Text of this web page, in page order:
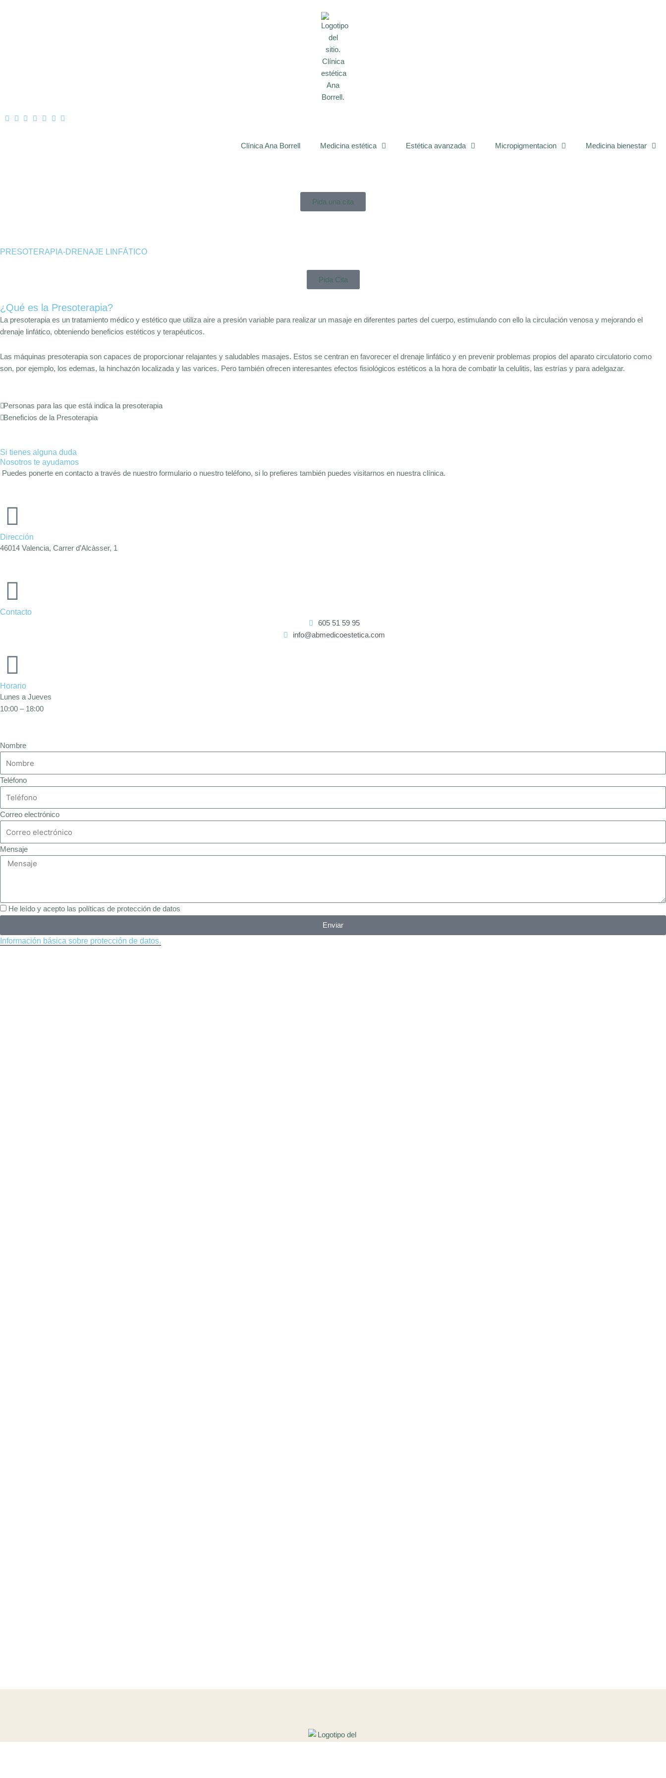
Clínica Ana Borrell Medicina estética Estética avanzada Micropigmentacion Medicina bienestar
Pida una cita
PRESOTERAPIA-DRENAJE LINFÁTICO
Pida Cita
¿Qué es la Presoterapia?
La presoterapia es un tratamiento médico y estético que utiliza aire a presión variable para realizar un masaje en diferentes partes del cuerpo, estimulando con ello la circulación venosa y mejorando el
drenaje linfático, obteniendo beneficios estéticos y terapéuticos.
Las máquinas presoterapia son capaces de proporcionar relajantes y saludables masajes. Estos se centran en favorecer el drenaje linfático y en prevenir problemas propios del aparato circulatorio como
son, por ejemplo, los edemas, la hinchazón localizada y las varices. Pero también ofrecen interesantes efectos fisiológicos estéticos a la hora de combatir la celulitis, las estrías y para adelgazar.
Personas para las que está indica la presoterapia
Beneficios de la Presoterapia
Si tienes alguna duda
Nosotros te ayudamos
Puedes ponerte en contacto a través de nuestro formulario o nuestro teléfono, si lo prefieres también puedes visitarnos en nuestra clínica.
Dirección
46014 Valencia, Carrer d’Alcàsser, 1
Contacto
605 51 59 95
info@abmedicoestetica.com
Horario
Lunes a Jueves
10:00 – 18:00
Nombre
Teléfono
Correo electrónico
Mensaje
He leído y acepto las políticas de protección de datos
Enviar
Información básica sobre protección de datos.